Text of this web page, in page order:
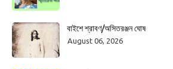
বাইশে শ্রাবণ/অসিতরঞ্জন ঘোষ
August 06, 2026